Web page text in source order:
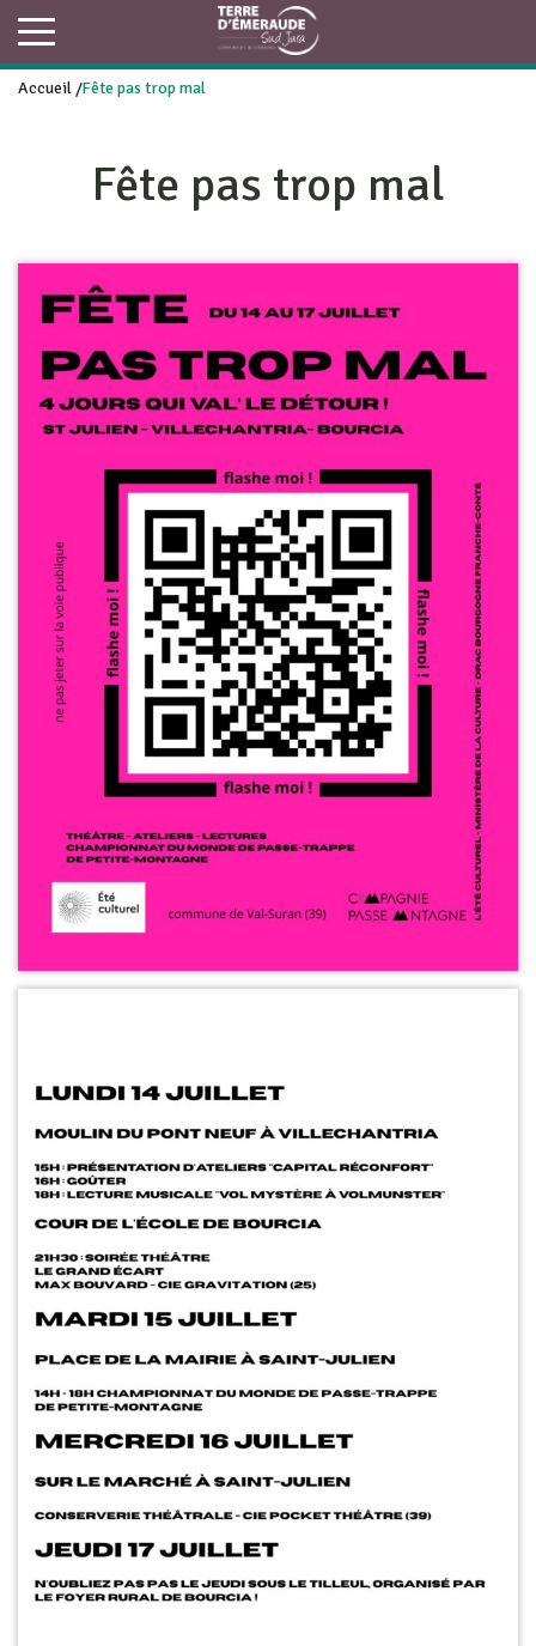
Accueil /Fête pas trop mal
Fête pas trop mal